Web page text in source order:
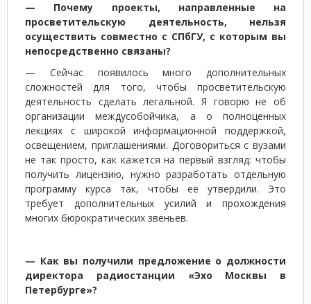
— Почему проекты, направленные на
просветительскую деятельность, нельзя
осуществить совместно с СПбГУ, с которым вы
непосредственно связаны?
— Сейчас появилось много дополнительных
сложностей для того, чтобы просветительскую
деятельность сделать легальной. Я говорю не об
организации междусобойчика, а о полноценных
лекциях с широкой информационной поддержкой,
освещением, приглашениями. Договориться с вузами
не так просто, как кажется на первый взгляд: чтобы
получить лицензию, нужно разработать отдельную
программу курса так, чтобы её утвердили. Это
требует дополнительных усилий и прохождения
многих бюрократических звеньев.
— Как вы получили предложение о должности
директора радиостанции «Эхо Москвы в
Петербурге»?